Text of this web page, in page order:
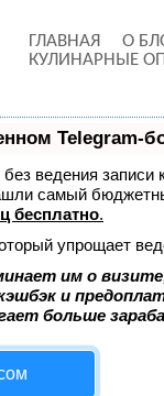
ГЛАВНАЯ
О
КУЛИНАРНЫЕ
Telegram-
ведения
самый
бесплатно.
упрощает
им о
и
больше